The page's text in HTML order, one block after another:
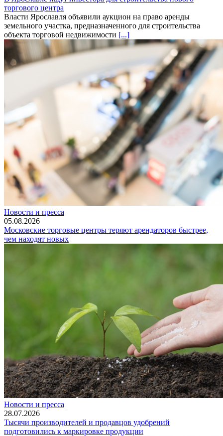
торгового центра
Власти Ярославля объявили аукцион на право аренды
земельного участка, предназначенного для строительства
объекта торговой недвижимости [...]
Новости и пресса
05.08.2026
Московские торговые центры теряют арендаторов быстрее,
чем находят новых
Новости и пресса
28.07.2026
Тысячи производителей и продавцов удобрений
подготовились к маркировке продукции